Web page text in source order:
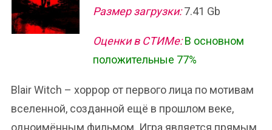
Размер загрузки:7.41 Gb
Оценки в СТИМе: В основном
положительные 77%
Blair Witch – хоррор от первого лица по мотивам
вселенной, созданной ещё в прошлом веке,
одноимённым фильмом. Игра является прямым